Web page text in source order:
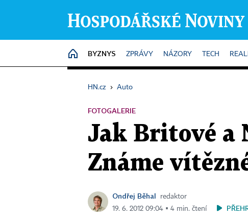
HOME
BYZNYS ZPRÁVY NÁZORY TECH
HN.cz › Auto
FOTOGALERIE
Jak Britové a
Známe
Ondřej Běhal
redaktor
19. 6. 2012 09:04 ▪ 4 min. čtení